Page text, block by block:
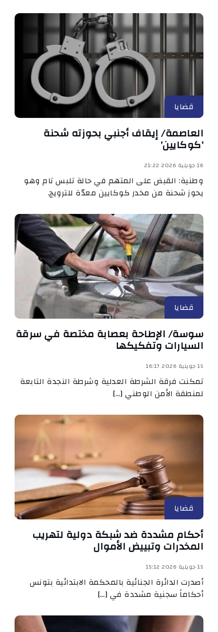
قضايا
العاصمة/ إيقاف أجنبي بحوزته شحنة
‘كوكايين’
16 جويلية 2026 21:22
وطنية: القبض على المتهم في حالة تلبس تام وهو
يحوز شحنة من مخدر كوكايين معدّة للترويج.
قضايا
سوسة/ الإطاحة بعصابة مختصة في سرقة
السيارات وتفكيكها
15 جويلية 2026 16:17
تمكنت فرقة الشرطة العدلية وشرطة النجدة التابعة
لمنطقة الأمن الوطني […]
قضايا
أحكام مشددة ضد شبكة دولية لتهريب
المخدرات وتبييض الأموال
15 جويلية 2026 15:12
أصدرت الدائرة الجنائية بالمحكمة الابتدائية بتونس
أحكاماً سجنية مشددة في […]